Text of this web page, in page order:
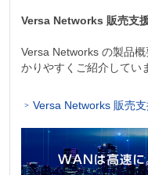
Versa Networks 販売支
Versa Networks の製品
かりやすくご紹介してい
Versa Networks 販売支